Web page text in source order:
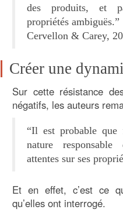
des produits, et
propriétés ambiguës.”
Cervellon & Carey,
Créer une
Sur cette résistance
négatifs, les auteurs
“Il est probable que
nature
attentes sur ses
Et en effet, c’est ce
qu’elles ont interrogé.